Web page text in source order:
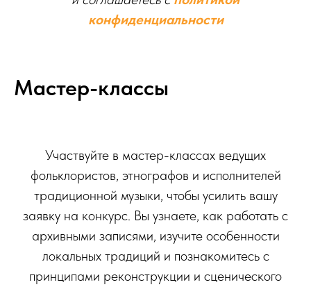
конфиденциальности
Мастер-классы
Участвуйте в мастер-классах ведущих
фольклористов, этнографов и исполнителей
традиционной музыки, чтобы усилить вашу
заявку на конкурс. Вы узнаете, как работать с
архивными записями, изучите особенности
локальных традиций и познакомитесь с
принципами реконструкции и сценического